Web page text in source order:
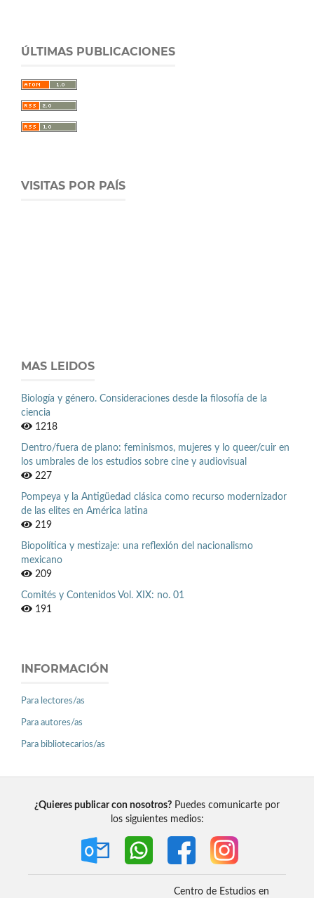
ÚLTIMAS PUBLICACIONES
VISITAS POR PAÍS
MAS LEIDOS
Biología y género. Consideraciones desde la filosofía de la
ciencia
1218
Dentro/fuera de plano: feminismos, mujeres y lo queer/cuir en
los umbrales de los estudios sobre cine y audiovisual
227
Pompeya y la Antigüedad clásica como recurso modernizador
de las elites en América latina
219
Biopolítica y mestizaje: una reflexión del nacionalismo
mexicano
209
Comités y Contenidos Vol. XIX: no. 01
191
INFORMACIÓN
Para lectores/as
Para autores/as
Para bibliotecarios/as
¿Quieres publicar con nosotros? Puedes comunicarte por
los siguientes medios:
Centro de Estudios en